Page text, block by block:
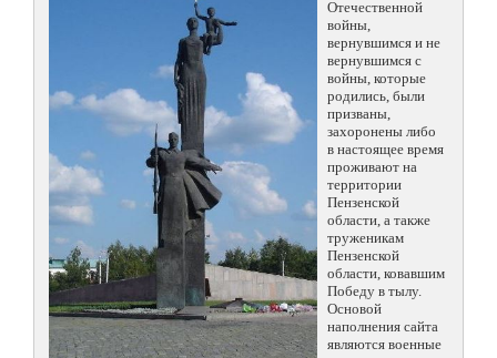
Отечественной
войны,
вернувшимся и не
вернувшимся с
войны, которые
родились, были
призваны,
захоронены либо
в настоящее время
проживают на
территории
Пензенской
области, а также
труженикам
Пензенской
области, ковавшим
Победу в тылу.
Основой
наполнения сайта
являются военные